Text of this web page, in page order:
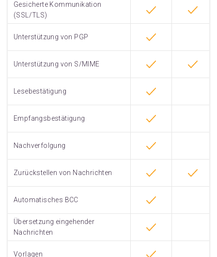
Gesicherte Kommunikation
(SSL/TLS)
Unterstützung von PGP
Unterstützung von S/MIME
Lesebestätigung
Empfangsbestätigung
Nachverfolgung
Zurückstellen von Nachrichten
Automatisches BCC
Übersetzung eingehender
Nachrichten
Vorlagen